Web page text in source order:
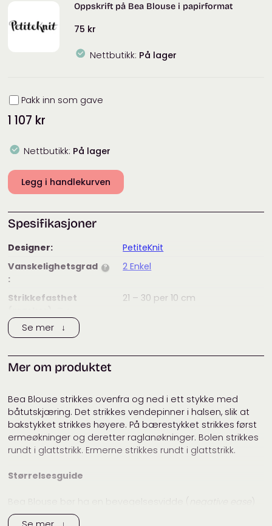
Oppskrift på Bea Blouse i papirformat
75 kr
Nettbutikk: På lager
Innpakning
Pakk inn som gave
1 107 kr
Nettbutikk: På lager
Legg i handlekurven
Spesifikasjoner
Designer:
PetiteKnit
Vanskelighetsgrad ?
:
2 Enkel
Strikkefasthet
21 – 30 per 10 cm
Anbefalt
pinnestørrelse:
Vaskeanvisning:
Tags:
dame,filcolana tilia, garnpakke
genser,petiteknit
Kategorier:
Dame,Designere, Garnpakker,
Gensere,Gensere,PetiteKnit
Se mer ↓
Mer om produktet
Bea Blouse strikkes ovenfra og ned i ett stykke med
båtutskjæring. Det strikkes vendepinner i halsen, slik at
bakstykket strikkes høyere. På bærestykket strikkes først
ermeøkninger og deretter raglanøkninger. Bolen strikkes
rundt i glattstrikk. Ermerne strikkes rundt i glattstrikk.
Størrelsesguide
Bea Blouse bør ha en bevegelsesvidde (
)
på -2 cm i forhold til ditt bystemål. Størrelsene XXS (XS) S